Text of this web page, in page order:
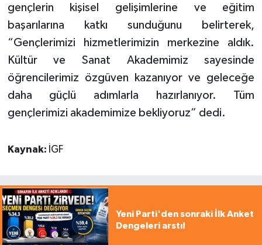
gençlerin kişisel gelişimlerine ve eğitim
başarılarına katkı sunduğunu belirterek,
“Gençlerimizi hizmetlerimizin merkezine aldık.
Kültür ve Sanat Akademimiz sayesinde
öğrencilerimiz özgüven kazanıyor ve geleceğe
daha güçlü adımlarla hazırlanıyor. Tüm
gençlerimizi akademimize bekliyoruz” dedi.
Kaynak: İGF
Yeni Parti'den sonraki İlk Anket
Dengeleri arstı!